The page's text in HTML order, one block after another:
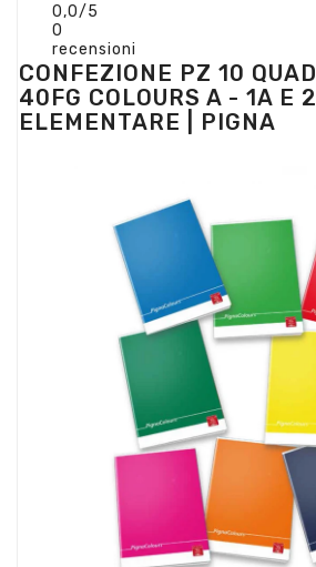
0,0/5
0
recensioni
CONFEZIONE PZ 10
40FG COLOURS A - 1A E
ELEMENTARE | PIGNA